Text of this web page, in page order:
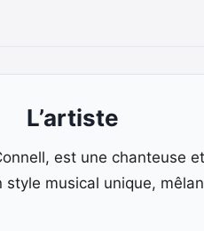
L’artiste
est une chanteuse
musical unique,